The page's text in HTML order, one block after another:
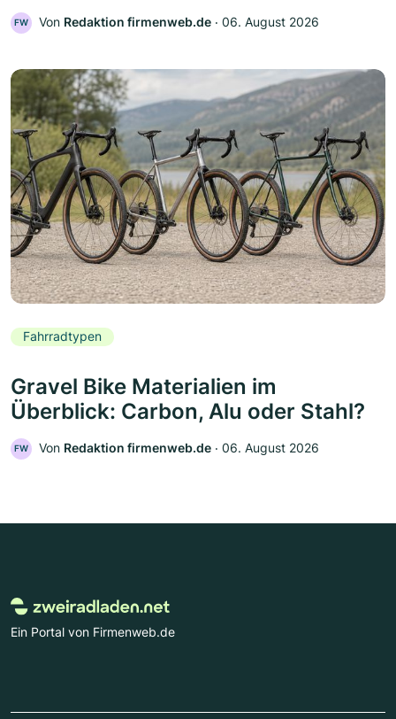
FW Von Redaktion firmenweb.de ‧ 06. August 2026
Fahrradtypen
Gravel Bike Materialien im
Überblick: Carbon, Alu oder Stahl?
FW Von Redaktion firmenweb.de ‧ 06. August 2026
Ein Portal von Firmenweb.de